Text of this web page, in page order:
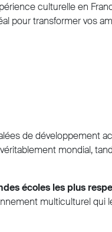
culturelle en
pour transformer vos
de développement
mondial,
écoles les plus
multiculturel qui